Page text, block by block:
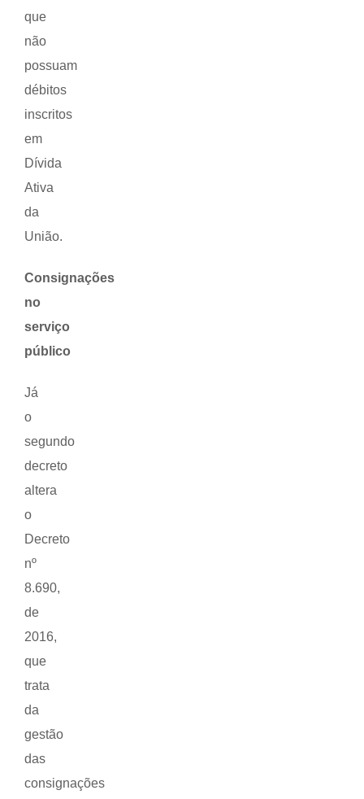
que
não
possuam
débitos
inscritos
em
Dívida
Ativa
da
União.
Consignações
no
serviço
público
Já
o
segundo
decreto
altera
o
Decreto
nº
8.690,
de
2016,
que
trata
da
gestão
das
consignações